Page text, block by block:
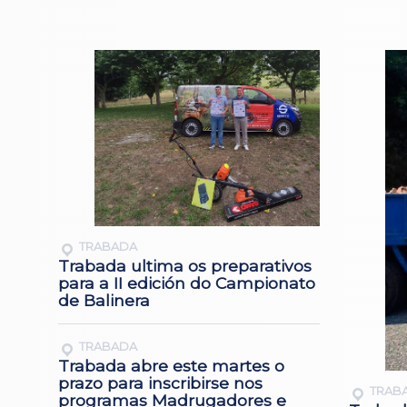
TRABADA
Trabada ultima os preparativos
para a II edición do Campionato
de Balinera
TRABADA
Trabada abre este martes o
prazo para inscribirse nos
programas Madrugadores e